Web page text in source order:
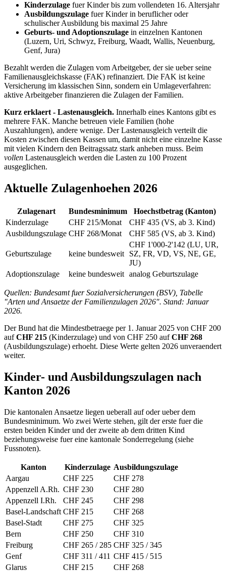
Kinderzulage fuer Kinder bis zum vollendeten 16. Altersjahr
Ausbildungszulage fuer Kinder in beruflicher oder
schulischer Ausbildung bis maximal 25 Jahre
Geburts- und Adoptionszulage in einzelnen Kantonen
(Luzern, Uri, Schwyz, Freiburg, Waadt, Wallis, Neuenburg,
Genf, Jura)
Bezahlt werden die Zulagen vom Arbeitgeber, der sie ueber seine
Familienausgleichskasse (FAK) refinanziert. Die FAK ist keine
Versicherung im klassischen Sinn, sondern ein Umlageverfahren:
aktive Arbeitgeber finanzieren die Zulagen der Familien.
Kurz erklaert - Lastenausgleich. Innerhalb eines Kantons gibt es
mehrere FAK. Manche betreuen viele Familien (hohe
Auszahlungen), andere wenige. Der Lastenausgleich verteilt die
Kosten zwischen diesen Kassen um, damit nicht eine einzelne Kasse
mit vielen Kindern den Beitragssatz stark anheben muss. Beim
vollen Lastenausgleich werden die Lasten zu 100 Prozent
ausgeglichen.
Aktuelle Zulagenhoehen 2026
Zulagenart Bundesminimum
Hoechstbetrag (Kanton)
Kinderzulage
CHF 215/Monat
CHF 435 (VS, ab 3. Kind)
Ausbildungszulage CHF 268/Monat CHF 585 (VS, ab 3. Kind)
Geburtszulage keine bundesweit
CHF 1'000-2'142 (LU, UR,
SZ, FR, VD, VS, NE, GE,
JU)
Adoptionszulage
keine bundesweit analog Geburtszulage
Quellen: Bundesamt fuer Sozialversicherungen (BSV), Tabelle
"Arten und Ansaetze der Familienzulagen 2026". Stand: Januar
2026.
Der Bund hat die Mindestbetraege per 1. Januar 2025 von CHF 200
aufCHF 215 (Kinderzulage) und von CHF 250 aufCHF 268
(Ausbildungszulage) erhoeht. Diese Werte gelten 2026 unveraendert
weiter.
Kinder- und Ausbildungszulagen nach
Kanton 2026
Die kantonalen Ansaetze liegen ueberall auf oder ueber dem
Bundesminimum. Wo zwei Werte stehen, gilt der erste fuer die
ersten beiden Kinder und der zweite ab dem dritten Kind
beziehungsweise fuer eine kantonale Sonderregelung (siehe
Fussnoten).
Kanton Kinderzulage Ausbildungszulage
Aargau
CHF 225
CHF 278
Appenzell A.Rh. CHF 230
CHF 280
Appenzell I.Rh.
CHF 245
CHF 298
Basel-Landschaft CHF 215
CHF 268
Basel-Stadt
CHF 275
CHF 325
Bern
CHF 250
CHF 310
Freiburg
CHF 265 / 285 CHF 325 / 345
Genf
CHF 311 / 411 CHF 415 / 515
Glarus
CHF 215
CHF 268